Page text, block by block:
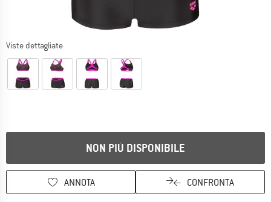
Viste dettagliate
NON PIÙ DISPONIBILE
ANNOTA CONFRONTA